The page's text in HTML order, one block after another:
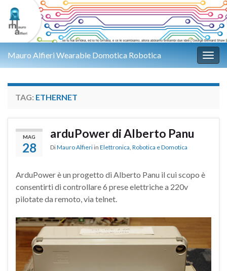
Mauro Alfieri Wearable Domotica Robotica
TAG: ETHERNET
MAG
28
arduPower di Alberto Panu
DiMauro Alfieri in Elettronica, Robotica e Domotica
ArduPower è un progetto di Alberto Panu il cui scopo è
consentirti di controllare 6 prese elettriche a 220v
pilotate da remoto, via telnet.